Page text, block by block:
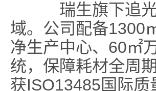
瑞生旗下追光
域。公司配备1300
净生产中心、60㎡
统，保障耗材全周
获ISO13485国际